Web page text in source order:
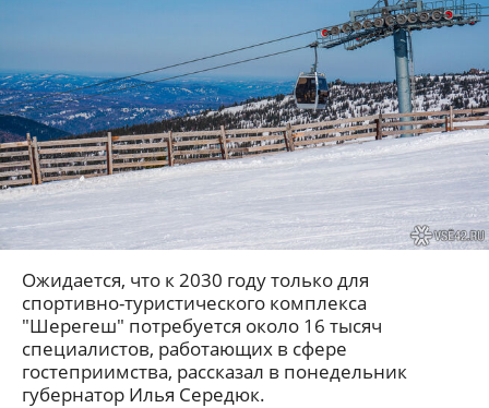
Ожидается, что к 2030 году только для
спортивно-туристического комплекса
"Шерегеш" потребуется около 16 тысяч
специалистов, работающих в сфере
гостеприимства, рассказал в понедельник
губернатор Илья Середюк.